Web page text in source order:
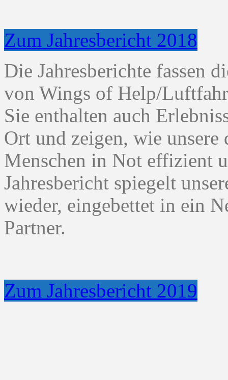
Zum Jahresbericht 2018
Die Jahresberichte fassen
von Wings of Help/
Sie enthalten auch
Ort und zeigen, wie
Menschen in Not effizient
Jahresbericht spiegelt
wieder, eingebettet in ein
Partner.
Zum Jahresbericht 2019